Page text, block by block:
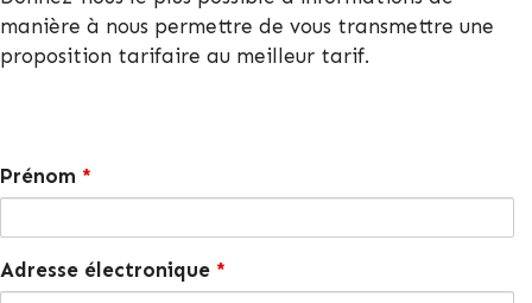
manière à nous permettre de vous transmettre une
proposition tarifaire au meilleur tarif.
Prénom *
Adresse électronique *